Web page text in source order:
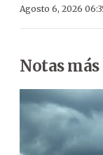
Agosto 6, 2026
Notas